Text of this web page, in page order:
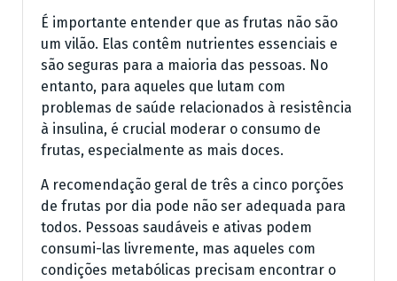
É importante entender que as frutas não são
um vilão. Elas contêm nutrientes essenciais e
são seguras para a maioria das pessoas. No
entanto, para aqueles que lutam com
problemas de saúde relacionados à resistência
à insulina, é crucial moderar o consumo de
frutas, especialmente as mais doces.
A recomendação geral de três a cinco porções
de frutas por dia pode não ser adequada para
todos. Pessoas saudáveis e ativas podem
consumi-las livremente, mas aqueles com
condições metabólicas precisam encontrar o